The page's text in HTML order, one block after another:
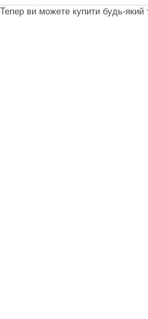
ви можете купити будь-